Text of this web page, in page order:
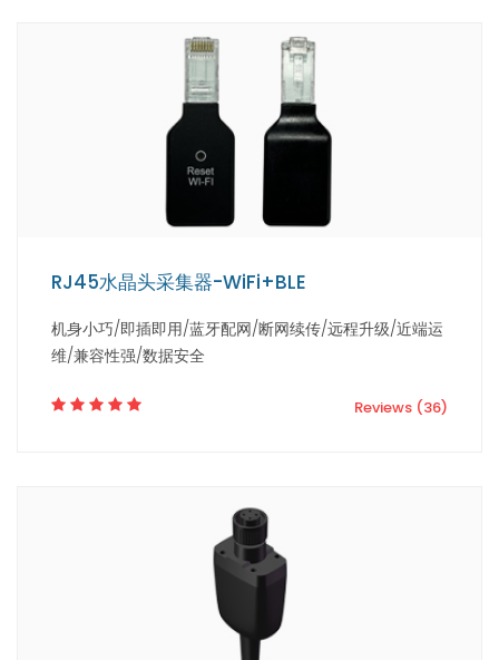
RJ45水晶头采集器-WiFi+BLE
机身小巧/即插即用/蓝牙配网/断网续传/远程升级/近端运
维/兼容性强/数据安全
Reviews (36)